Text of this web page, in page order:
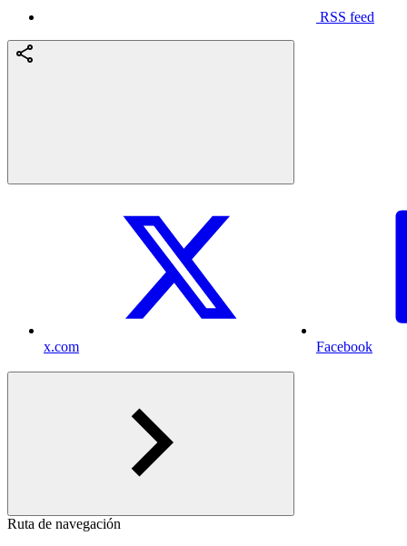
RSS feed
x.com Facebook
Ruta de navegación